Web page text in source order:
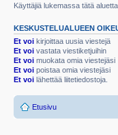
Käyttäjiä lukemassa tätä
KESKUSTELUALUEEN
Et voi kirjoittaa uusia viestejä
Et voi vastata viestiketjuihin
Et voi muokata omia viestejäsi
Et voi poistaa omia viestejäsi
Et voi lähettää liitetiedostoja.
Etusivu